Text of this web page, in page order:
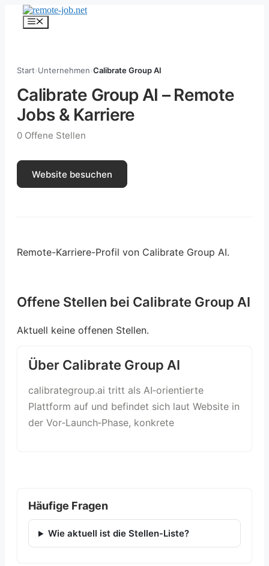
Inhalt
springen
Menü
Start›Unternehmen›Calibrate Group AI
Calibrate Group AI – Remote
Jobs & Karriere
0 Offene Stellen
Website besuchen
Remote-Karriere-Profil von Calibrate Group AI.
Offene Stellen bei Calibrate Group AI
Aktuell keine offenen Stellen.
Über Calibrate Group AI
calibrategroup.ai tritt als AI‑orientierte
Plattform auf und befindet sich laut Website in
der Vor‑Launch‑Phase, konkrete
Häufige Fragen
Wie aktuell ist die Stellen-Liste?